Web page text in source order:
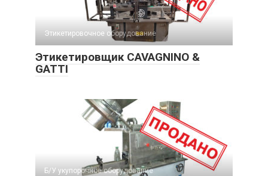
Этикетировочное оборудование
Этикетировщик CAVAGNINO &
GATTI
Б/У укупорочное оборудование